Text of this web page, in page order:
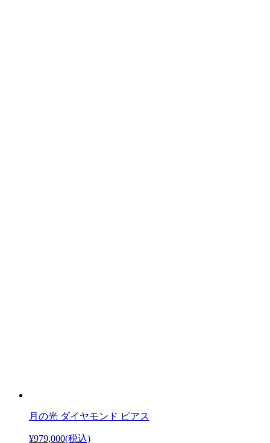
月の光 ダイヤモンド ピアス
¥979,000(税込)